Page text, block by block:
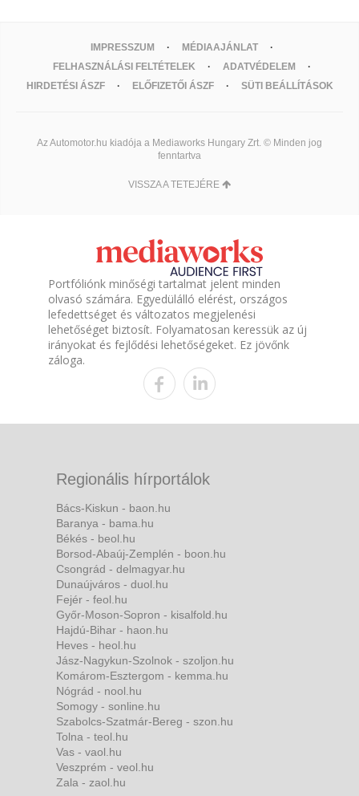
IMPRESSZUM
MÉDIAAJÁNLAT
FELHASZNÁLÁSI FELTÉTELEK
ADATVÉDELEM
HIRDETÉSI ÁSZF
ELŐFIZETŐI ÁSZF SÜTI BEÁLLÍTÁSOK
Az Automotor.hu kiadója a Mediaworks Hungary Zrt. © Minden jog
fenntartva
VISSZA A TETEJÉRE
Portfóliónk minőségi tartalmat jelent minden
olvasó számára. Egyedülálló elérést, országos
lefedettséget és változatos megjelenési
lehetőséget biztosít. Folyamatosan keressük az új
irányokat és fejlődési lehetőségeket. Ez jövőnk
záloga.
Regionális hírportálok
Bács-Kiskun - baon.hu
Baranya - bama.hu
Békés - beol.hu
Borsod-Abaúj-Zemplén - boon.hu
Csongrád - delmagyar.hu
Dunaújváros - duol.hu
Fejér - feol.hu
Győr-Moson-Sopron - kisalfold.hu
Hajdú-Bihar - haon.hu
Heves - heol.hu
Jász-Nagykun-Szolnok - szoljon.hu
Komárom-Esztergom - kemma.hu
Nógrád - nool.hu
Somogy - sonline.hu
Szabolcs-Szatmár-Bereg - szon.hu
Tolna - teol.hu
Vas - vaol.hu
Veszprém - veol.hu
Zala - zaol.hu